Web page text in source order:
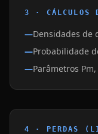
3 · CÁLCULOS
Densidades de
Probabilidade
Parâmetros Pm,
4 · PERDAS